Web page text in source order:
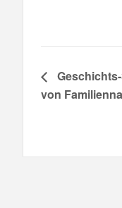
von